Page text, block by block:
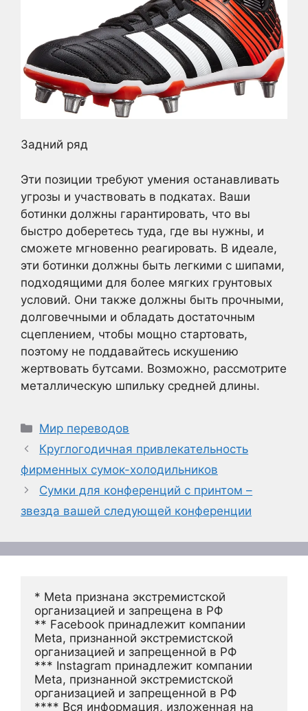
Задний ряд
Эти позиции требуют умения останавливать
угрозы и участвовать в подкатах. Ваши
ботинки должны гарантировать, что вы
быстро доберетесь туда, где вы нужны, и
сможете мгновенно реагировать. В идеале,
эти ботинки должны быть легкими с шипами,
подходящими для более мягких грунтовых
условий. Они также должны быть прочными,
долговечными и обладать достаточным
сцеплением, чтобы мощно стартовать,
поэтому не поддавайтесь искушению
жертвовать бутсами. Возможно, рассмотрите
металлическую шпильку средней длины.
Рубрики
Мир переводов
Круглогодичная привлекательность
фирменных сумок-холодильников
Сумки для конференций с принтом –
звезда вашей следующей конференции
* Meta признана экстремистской
организацией и запрещена в РФ
** Facebook принадлежит компании
Meta, признанной экстремистской
организацией и запрещенной в РФ
*** Instagram принадлежит компании
Meta, признанной экстремистской
организацией и запрещенной в РФ
**** Вся информация, изложенная на